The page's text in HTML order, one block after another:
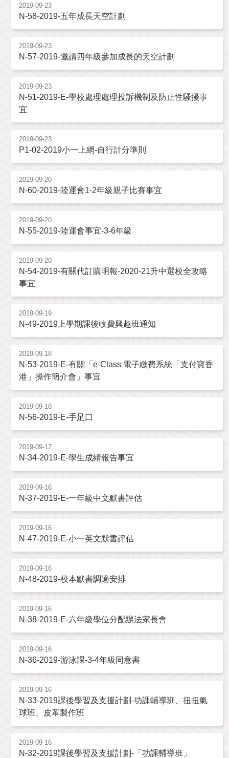
2019-09-23
N-58-2019-五年成長天空計劃
2019-09-23
N-57-2019-邀請四年級參加成長的天空計劃
2019-09-23
N-51-2019-E-學校處理處理投訴機制及防止性騷擾事
宜
2019-09-23
P1-02-2019小一上網-自行計分準則
2019-09-20
N-60-2019-陸運會1-2年級親子比賽事宜
2019-09-20
N-55-2019-陸運會事宜-3-6年級
2019-09-20
N-54-2019-有關代訂購明報-2020-21升中選校全攻略
事宜
2019-09-19
N-49-2019上學期課後收費興趣班通知
2019-09-18
N-53-2019-E-有關「e-Class 電子繳費系統「支付寶香
港」操作簡介會」事宜
2019-09-18
N-56-2019-E-手足口
2019-09-17
N-34-2019-E-學生成綪報告事宜
2019-09-16
N-37-2019-E-一年級中文默書評估
2019-09-16
N-47-2019-E-小一英文默書評估
2019-09-16
N-48-2019-校本默書調適安排
2019-09-16
N-38-2019-E-六年級學位分配辦法家長會
2019-09-16
N-36-2019-游泳課-3-4年級同意書
2019-09-16
N-33-2019課後學習及支援計劃-功課輔導班、扭扭氣
球班、皮革製作班
2019-09-16
N-32-2019課後學習及支援計劃-「功課輔導班」